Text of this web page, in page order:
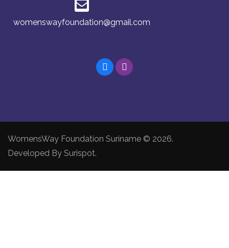
womenswayfoundation@gmail.com
WomensWay Foundation Suriname © 2026.
Developed By Surispot.